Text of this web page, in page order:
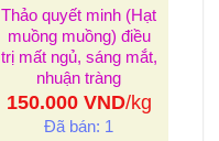
Thảo quyết minh (Hạt
muồng muồng) điều
trị mất ngủ, sáng mắt,
nhuận tràng
150.000 VND/kg
Đã bán: 1